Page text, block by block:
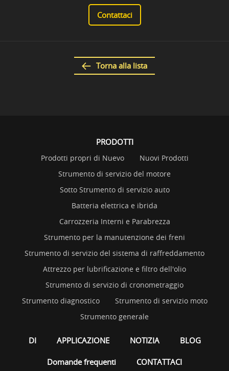
Contattaci
Torna alla lista
PRODOTTI
Prodotti propri di Nuevo
Nuovi Prodotti
Strumento di servizio del motore
Sotto Strumento di servizio auto
Batteria elettrica e ibrida
Carrozzeria Interni e Parabrezza
Strumento per la manutenzione dei freni
Strumento di servizio del sistema di raffreddamento
Attrezzo per lubrificazione e filtro dell'olio
Strumento di servizio di cronometraggio
Strumento diagnostico
Strumento di servizio moto
Strumento generale
DI APPLICAZIONE NOTIZIA BLOG
Domande frequenti CONTATTACI